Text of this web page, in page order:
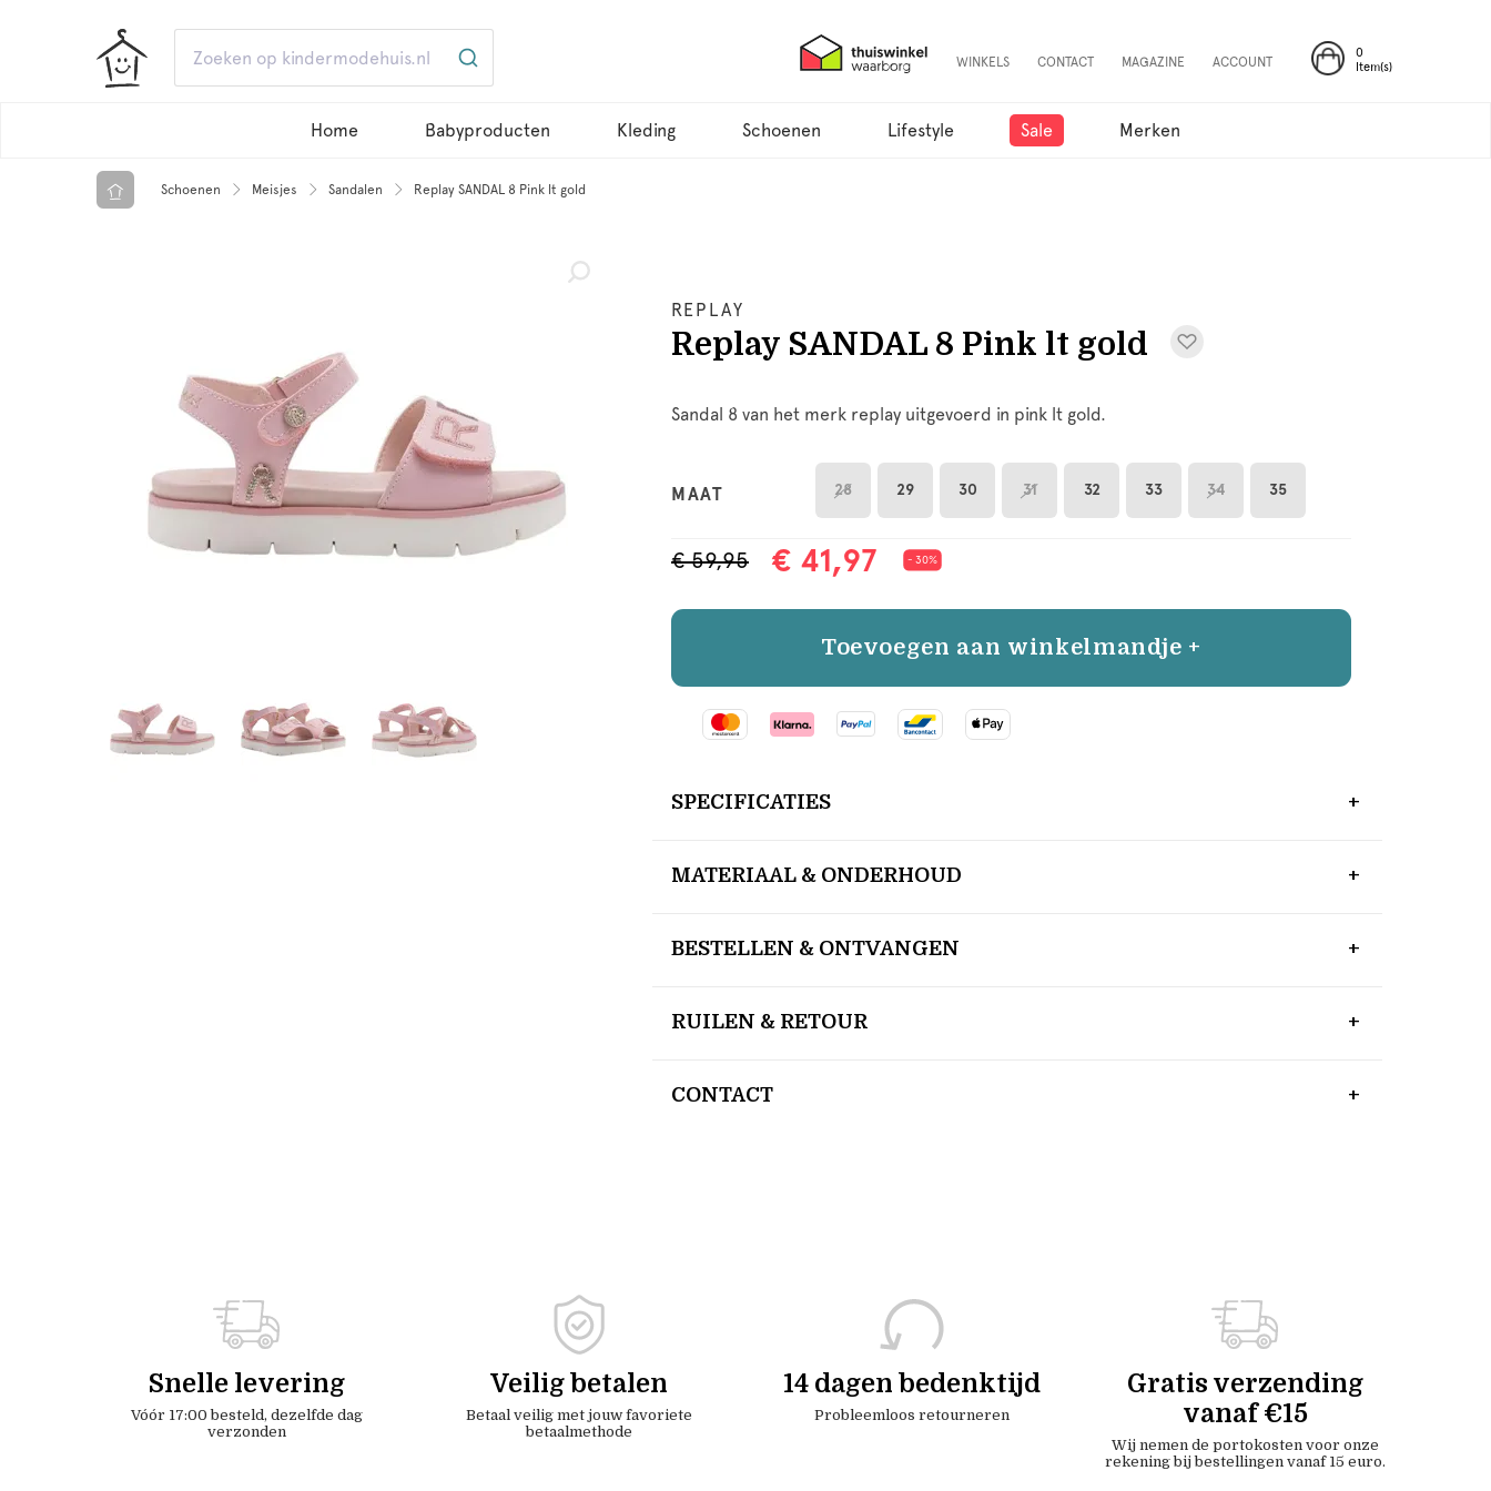
0
Item(s)
WINKELS CONTACT MAGAZINE ACCOUNT
Home Babyproducten Kleding Schoenen Lifestyle Sale Merken
Schoenen Meisjes Sandalen Replay SANDAL 8 Pink lt gold
REPLAY
Replay SANDAL 8 Pink lt gold
Sandal 8 van het merk replay uitgevoerd in pink lt gold.
MAAT 28 29 30 31 32 33 34 35
€ 59,95 € 41,97 - 30%
Toevoegen aan winkelmandje +
SPECIFICATIES
MATERIAAL & ONDERHOUD
BESTELLEN & ONTVANGEN
RUILEN & RETOUR
CONTACT
Snelle levering
Vóór 17:00 besteld, dezelfde dag
verzonden
Veilig betalen
Betaal veilig met jouw favoriete
betaalmethode
14 dagen bedenktijd
Probleemloos retourneren
Gratis verzending
vanaf €15
Wij nemen de portokosten voor onze
rekening bij bestellingen vanaf 15 euro.